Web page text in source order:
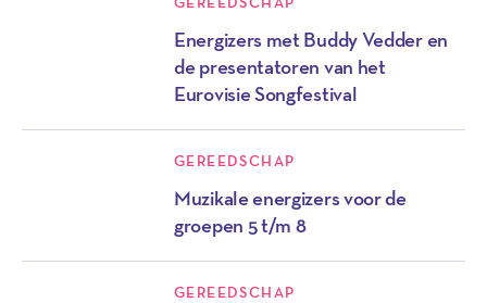
Energizers met Buddy Vedder en
de presentatoren van het
Eurovisie Songfestival
GEREEDSCHAP
Muzikale energizers voor de
groepen 5 t/m 8
GEREEDSCHAP